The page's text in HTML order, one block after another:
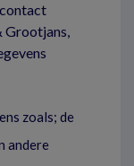
Grootjans,
zoals; de
andere